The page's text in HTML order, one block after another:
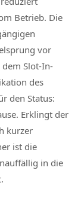
Betrieb. Die
vor
Slot-In-
des
den Status:
Erklingt der
kurzer
ist die
in die